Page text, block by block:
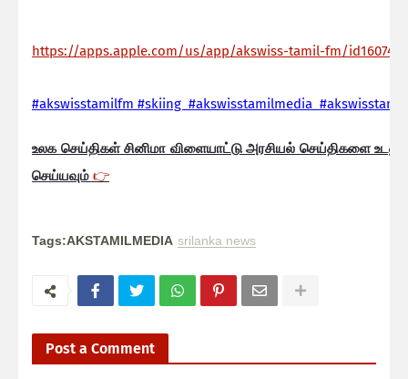
https://apps.apple.com/us/app/akswiss-tamil-fm/
#akswisstamilfm #skiing #akswisstamilmedia
உலக செய்திகள் சினிமா விளையாட்டு அரசியல் செய்திகளை
செய்யவும் 👉
Tags:AKSTAMILMEDIA srilanka news
Post a Comment